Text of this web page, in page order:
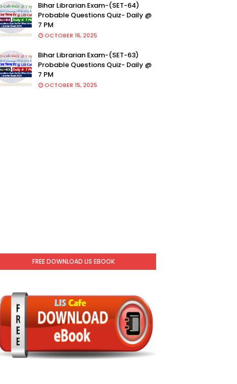
Bihar Librarian Exam-(SET-64)
Probable Questions Quiz- Daily @
7 PM
OCTOBER 16, 2025
Bihar Librarian Exam-(SET-63)
Probable Questions Quiz- Daily @
7 PM
OCTOBER 15, 2025
FREE DOWNLOAD LIS EBOOK